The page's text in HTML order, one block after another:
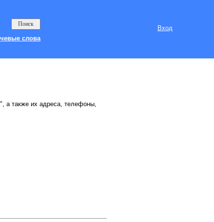
Вход
слова
а также их адреса, телефоны,